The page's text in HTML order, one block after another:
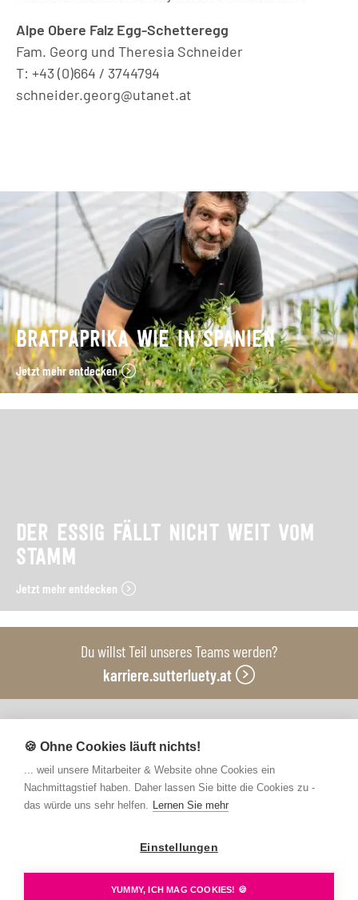
Alpe Obere Falz Egg-Schetteregg
Fam. Georg und Theresia Schneider
T: +43 (0)664 / 3744794
schneider.georg@utanet.at
BRATPAPRIKA WIE IN SPANIEN
Jetzt mehr entdecken
DER ESSIG FÄLLT NICHT WEIT VOM
STAMM
Jetzt mehr entdecken
Du willst Teil unseres Teams werden?
karriere.sutterluety.at
Unsere Produktionsbetriebe
Hinweisgebersystem
🍪 Ohne Cookies läuft nichts!
... weil unsere Mitarbeiter & Website ohne Cookies ein
Nachmittagstief haben. Daher lassen Sie bitte die Cookies zu -
das würde uns sehr helfen. Lernen Sie mehr
Einstellungen
YUMMY, ICH MAG COOKIES! 🍪